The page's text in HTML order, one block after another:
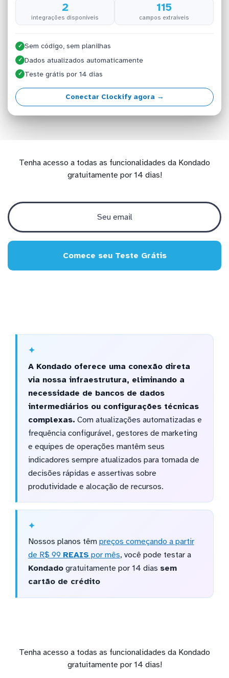
2
integrações disponíveis
115
campos extraíveis
✓ Sem código, sem planilhas
✓ Dados atualizados automaticamente
✓ Teste grátis por 14 dias
Conectar Clockify agora →
Tenha acesso a todas as funcionalidades da Kondado
gratuitamente por 14 dias!
Comece seu Teste Grátis
A Kondado oferece uma conexão direta
via nossa infraestrutura, eliminando a
necessidade de bancos de dados
intermediários ou configurações técnicas
complexas. Com atualizações automatizadas e
frequência configurável, gestores de marketing
e equipes de operações mantêm seus
indicadores sempre atualizados para tomada de
decisões rápidas e assertivas sobre
produtividade e alocação de recursos.
Nossos planos têm preços começando a partir
de R$ 99 REAIS por mês, você pode testar a
Kondadogratuitamente por 14 dias sem
cartão de crédito
Tenha acesso a todas as funcionalidades da Kondado
gratuitamente por 14 dias!